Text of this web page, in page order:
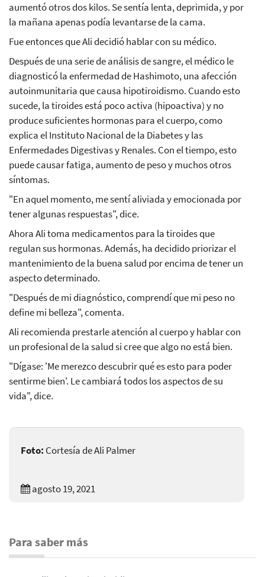
aumentó otros dos kilos. Se sentía lenta, deprimida, y por
la mañana apenas podía levantarse de la cama.
Fue entonces que Ali decidió hablar con su médico.
Después de una serie de análisis de sangre, el médico le
diagnosticó la enfermedad de Hashimoto, una afección
autoinmunitaria que causa hipotiroidismo. Cuando esto
sucede, la tiroides está poco activa (hipoactiva) y no
produce suficientes hormonas para el cuerpo, como
explica el Instituto Nacional de la Diabetes y las
Enfermedades Digestivas y Renales. Con el tiempo, esto
puede causar fatiga, aumento de peso y muchos otros
síntomas.
"En aquel momento, me sentí aliviada y emocionada por
tener algunas respuestas", dice.
Ahora Ali toma medicamentos para la tiroides que
regulan sus hormonas. Además, ha decidido priorizar el
mantenimiento de la buena salud por encima de tener un
aspecto determinado.
"Después de mi diagnóstico, comprendí que mi peso no
define mi belleza", comenta.
Ali recomienda prestarle atención al cuerpo y hablar con
un profesional de la salud si cree que algo no está bien.
"Dígase: 'Me merezco descubrir qué es esto para poder
sentirme bien'. Le cambiará todos los aspectos de su
vida", dice.
Foto: Cortesía de Ali Palmer
agosto 19, 2021
Para saber más